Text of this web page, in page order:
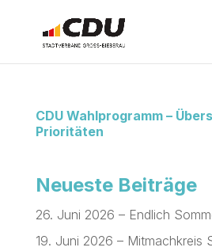
CDU Wahlprogramm –
Prioritäten
Neueste Beiträge
26. Juni 2026 – Endlich
19. Juni 2026 – Mitmachkreis